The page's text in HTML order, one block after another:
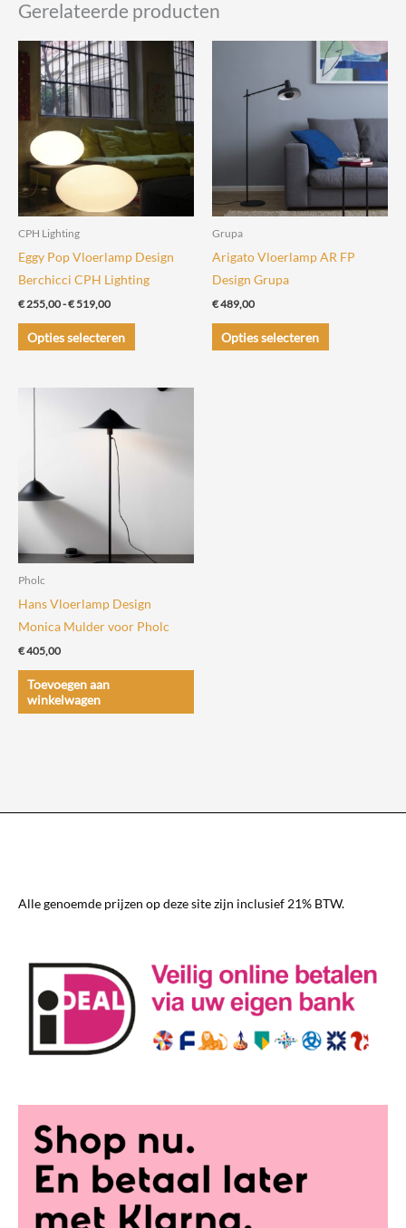
Gerelateerde producten
CPH Lighting
Eggy Pop Vloerlamp Design
Berchicci CPH Lighting
€255,00-€519,00Prijsklasse:
€ 519,00
Opties selecteren
Dit
product
meerdere
op
productpagina
Grupa
Arigato Vloerlamp AR FP
Design Grupa
€489,00
Opties selecteren
Dit
product
Pholc
Hans Vloerlamp Design
Monica Mulder voor Pholc
€405,00
Toevoegen aan
winkelwagen
Alle genoemde prijzen op deze site zijn inclusief 21% BTW.